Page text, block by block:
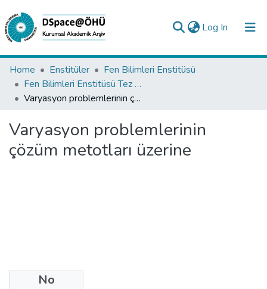
Log In (current)
Collections
All of DSpace
Analyze
Request/Question
Home Enstitüler
Fen Bilimleri Enstitüsü
Fen Bilimleri Enstitüsü Tez Koleksiyonu
Varyasyon problemlerinin çözüm metotları üzerine
Varyasyon problemlerinin
çözüm metotları üzerine
No